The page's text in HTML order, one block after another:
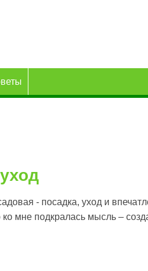
- посадка, уход и
ко мне подкралась мысль –